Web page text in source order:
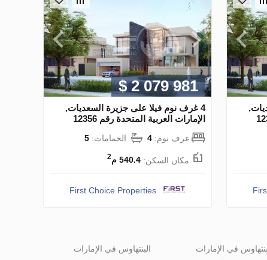
$ 2 079 981
4 غرف نوم فيلا على جزيرة السعديات,
الإمارات العربية المتحدة رقم 12356
غرف نوم: 4 الحمامات: 5
مكان السكن: 540.4 م 2
First Choice Properties
في الإمارات
البنتهاوس في الإمارات